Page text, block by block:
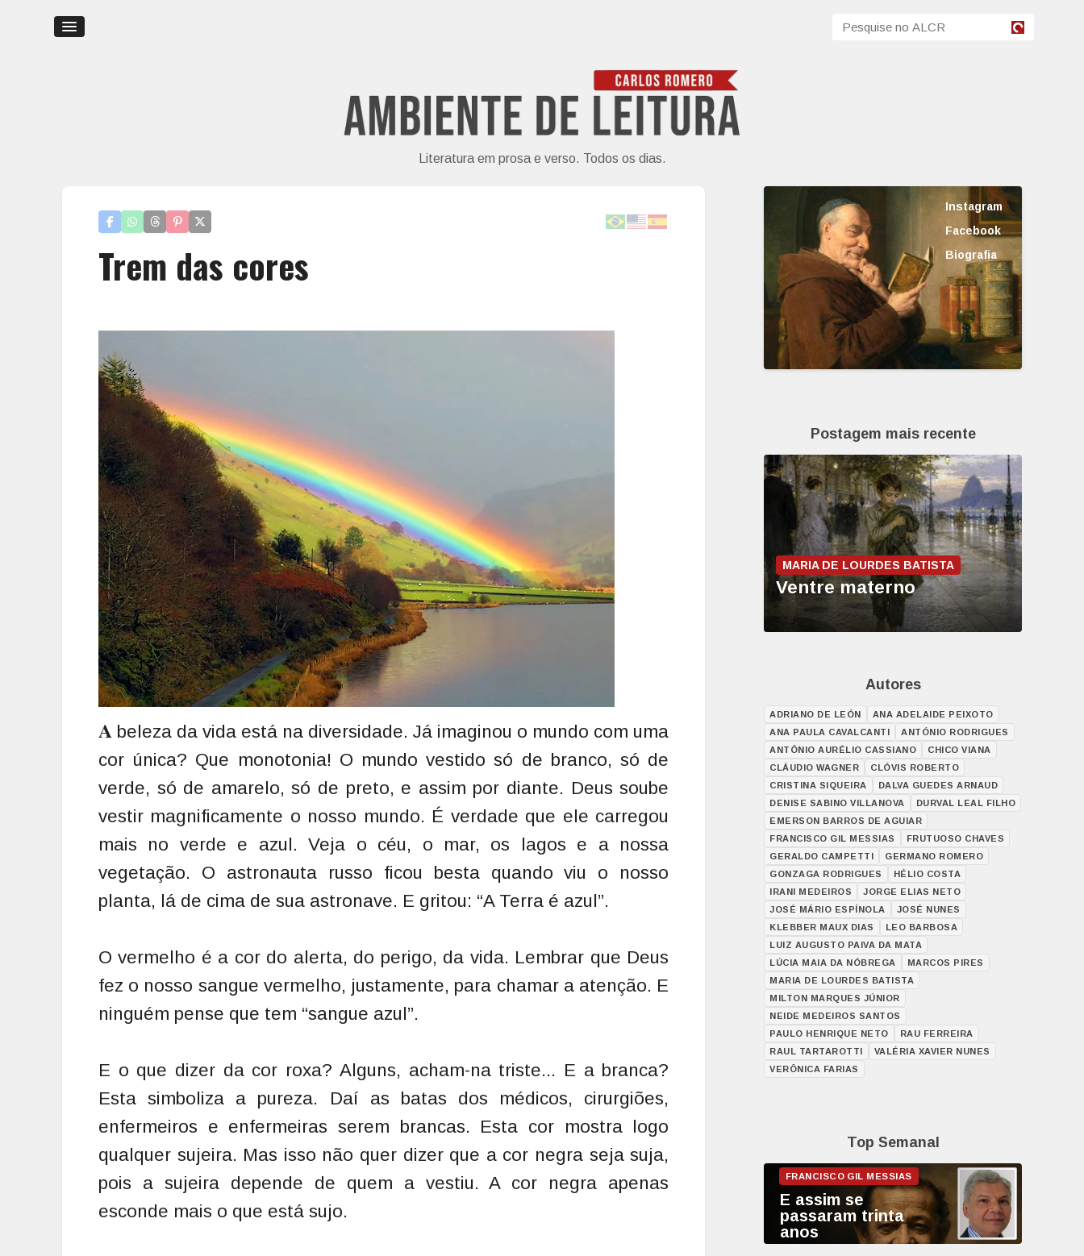
Literatura em prosa e verso. Todos os dias.
Trem das cores
A beleza da vida está na diversidade. Já imaginou o mundo com uma
cor única? Que monotonia! O mundo vestido só de branco, só de
verde, só de amarelo, só de preto, e assim por diante. Deus soube
vestir magnificamente o nosso mundo. É verdade que ele carregou
mais no verde e azul. Veja o céu, o mar, os lagos e a nossa
vegetação. O astronauta russo ficou besta quando viu o nosso
planta, lá de cima de sua astronave. E gritou: “A Terra é azul”.
O vermelho é a cor do alerta, do perigo, da vida. Lembrar que Deus
fez o nosso sangue vermelho, justamente, para chamar a atenção. E
ninguém pense que tem “sangue azul”.
E o que dizer da cor roxa? Alguns, acham-na triste... E a branca?
Esta simboliza a pureza. Daí as batas dos médicos, cirurgiões,
enfermeiros e enfermeiras serem brancas. Esta cor mostra logo
qualquer sujeira. Mas isso não quer dizer que a cor negra seja suja,
pois a sujeira depende de quem a vestiu. A cor negra apenas
esconde mais o que está sujo.
Instagram
Facebook
Biografia
Postagem mais recente
MARIA DE LOURDES BATISTA
Ventre materno
Autores
ADRIANO DE LEÓN
ANA ADELAIDE PEIXOTO
ANA PAULA CAVALCANTI
ANTÓNIO RODRIGUES
ANTÔNIO AURÉLIO CASSIANO
CHICO VIANA
CLÁUDIO WAGNER
CLÓVIS ROBERTO
CRISTINA SIQUEIRA
DALVA GUEDES ARNAUD
DENISE SABINO VILLANOVA
DURVAL LEAL FILHO
EMERSON BARROS DE AGUIAR
FRANCISCO GIL MESSIAS
FRUTUOSO CHAVES
GERALDO CAMPETTI
GERMANO ROMERO
GONZAGA RODRIGUES
HÉLIO COSTA
IRANI MEDEIROS
JORGE ELIAS NETO
JOSÉ MÁRIO ESPÍNOLA
JOSÉ NUNES
KLEBBER MAUX DIAS
LEO BARBOSA
LUIZ AUGUSTO PAIVA DA MATA
LÚCIA MAIA DA NÓBREGA
MARCOS PIRES
MARIA DE LOURDES BATISTA
MILTON MARQUES JÚNIOR
NEIDE MEDEIROS SANTOS
PAULO HENRIQUE NETO
RAU FERREIRA
RAUL TARTAROTTI
VALÉRIA XAVIER NUNES
VERÔNICA FARIAS
Top Semanal
E assim se
passaram trinta
anos